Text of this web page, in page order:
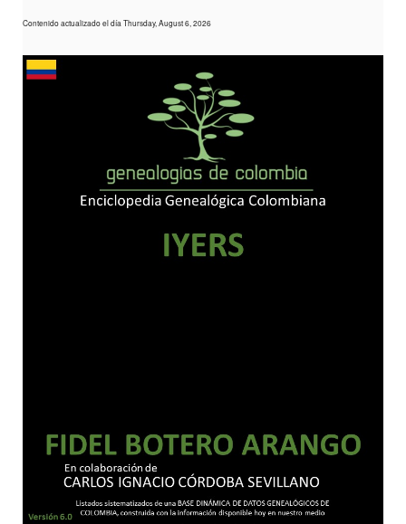
Contenido actualizado el día Thursday, August 6, 2026